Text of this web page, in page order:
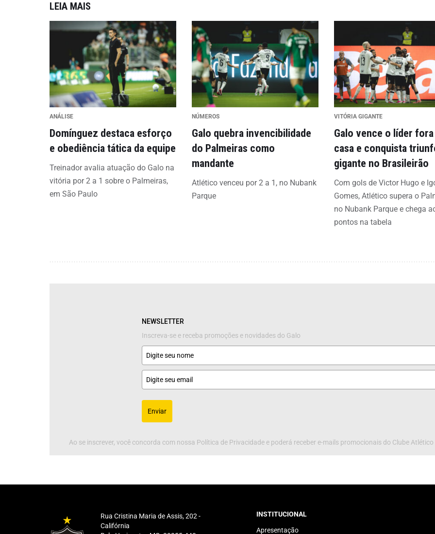
LEIA MAIS
ANÁLISE
Domínguez destaca esforço
e obediência tática da equipe
Treinador avalia atuação do Galo na
vitória por 2 a 1 sobre o Palmeiras,
em São Paulo
NÚMEROS
Galo quebra invencibilidade
do Palmeiras como
mandante
Atlético venceu por 2 a 1, no Nubank
Parque
VITÓRIA GIGANTE
Galo vence o líder
casa e conquista
gigante no Brasileirão
Com gols de Victor Hugo e
Gomes, Atlético supera o
no Nubank Parque e chega
pontos na tabela
NEWSLETTER
Inscreva-se e receba promoções e novidades do Galo
Enviar
Ao se inscrever, você concorda com nossa Política de Privacidade e poderá receber e-mails promocionais do Clube
Rua Cristina Maria de Assis, 202 -
Califórnia
INSTITUCIONAL
Apresentação